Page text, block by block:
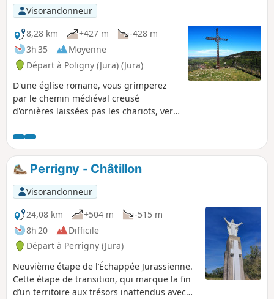
Visorandonneur
8,28 km
+427 m
-428 m
3h 35
Moyenne
Départ à Poligny (Jura) (Jura)
D'une église romane, vous grimperez
par le chemin médiéval creusé
d'ornières laissées pas les chariots, vers
catholiques druides versaient le sang
humain. Puis retraversant la cité, vous
remonterez courageusement vers le
Trou de la Lune et la superbe Grande
Corniche. De la Roche du Pénitent, vous
descendrez par le rempart, visitant les
richesses de la collégiale, du cloître des
Ursulines et découvrant les belles
vieilles demeures de cette cité
provinciale.
Perrigny - Châtillon
Visorandonneur
24,08 km
+504 m
-515 m
8h 20
Difficile
Départ à Perrigny (Jura)
Neuvième étape de l’Échappée Jurassienne.
Cette étape de transition, qui marque la fin
d’un territoire aux trésors inattendus avec